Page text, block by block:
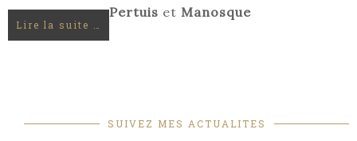
Pertuis et Manosque
Lire la suite …
SUIVEZ MES ACTUALITES